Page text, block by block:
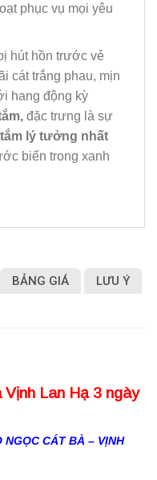
phục vụ mọi yêu
hút hồn trước vẻ
cát trắng phau, mịn
hang động kỳ
đặc trưng là sự
tắm lý tưởng nhất
biển trong xanh
BẢNG GIÁ LƯU Ý
Lan Hạ 3 ngày
NGỌC CÁT BÀ – VỊNH